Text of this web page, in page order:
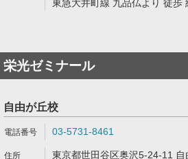
東急大井町線 九品仏より 徒歩
栄光ゼミナール
自由が丘校
03-5731-8461
東京都世田谷区奥沢5-24-11 自